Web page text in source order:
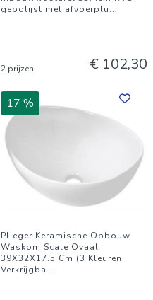
gepolijst met afvoerplu...
2 prijzen € 102,30
17 %
Plieger Keramische Opbouw
Waskom Scale Ovaal
39X32X17.5 Cm (3 Kleuren
Verkrijgba...